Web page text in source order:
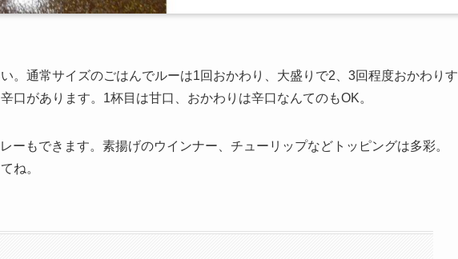
。通常サイズのごはんでルーは1回おかわり、大盛りで2、3回程度おかわりす
口があります。1杯目は甘口、おかわりは辛口なんてのもOK。
ーもできます。素揚げのウインナー、チューリップなどトッピングは多彩。
ね。